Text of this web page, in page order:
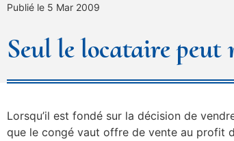
Publié le 5 Mar 2009
Seul le locataire
Lorsqu’il est fondé sur la décision de
que le congé vaut offre de vente au profit